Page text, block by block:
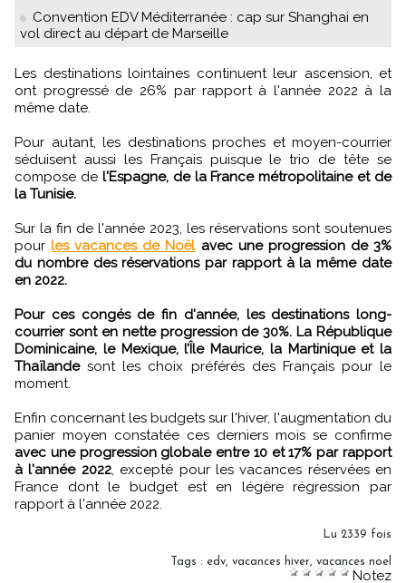
Convention EDV Méditerranée : cap sur Shanghai en
vol direct au départ de Marseille
Les destinations lointaines continuent leur ascension, et
ont progressé de 26% par rapport à l'année 2022 à la
même date.
Pour autant, les destinations proches et moyen-courrier
séduisent aussi les Français puisque le trio de tête se
compose de l'Espagne, de la France métropolitaine et de
la Tunisie.
Sur la fin de l'année 2023, les réservations sont soutenues
pourles vacances de Noël avec une progression de 3%
du nombre des réservations par rapport à la même date
en 2022.
Pour ces congés de fin d'année, les destinations long-
courrier sont en nette progression de 30%. La République
Dominicaine, le Mexique, l’Île Maurice, la Martinique et la
Thaïlandesont les choix préférés des Français pour le
moment.
Enfin concernant les budgets sur l'hiver, l'augmentation du
panier moyen constatée ces derniers mois se confirme
avec une progression globale entre 10 et 17% par rapport
à l'année 2022, excepté pour les vacances réservées en
France dont le budget est en légère régression par
rapport à l'année 2022.
Lu 2339 fois
Tags : edv, vacances hiver, vacances noel
Notez